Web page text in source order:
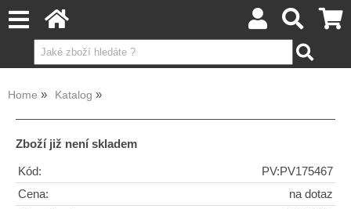
Home Katalog
Zboží již není skladem
Kód:
PV:PV175467
Cena:
na dotaz